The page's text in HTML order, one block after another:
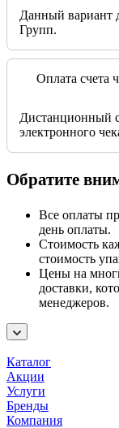
Данный вариант
Групп.
Оплата счета
Дистанционный
электронного
Обратите
Все оплаты
день оплаты.
Стоимость
стоимость
Цены на
доставки,
менеджеров.
Каталог
Акции
Услуги
Бренды
Компания